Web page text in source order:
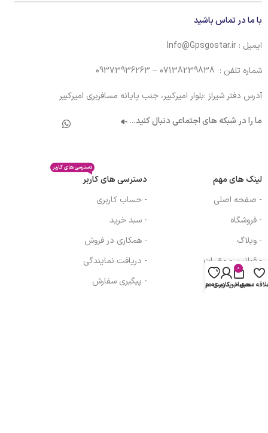
با ما در تماس باشید
ایمیل : Info@Gpsgostar.ir
شماره تلفن : 07138239838 – 09373936263
آدرس دفتر شیراز :بلوار امیرکبیر، جنب پایانه مسافربری امیرکبیر
ما را در شبکه های اجتماعی دنبال کنید...
لینک های مهم
- صفحه اصلی
- فروشگاه
- وبلاگ
- قوانین و مقررات
- درباره ما
دسترسی های کاربر
دسترسی های کاربر
- حساب کاربری
- سبد خرید
- همکاری در فروش
- دریافت نمایندگی
- پیگیری سفارش
مندی
0
سبد خرید
حساب کاربری من
دسته ها